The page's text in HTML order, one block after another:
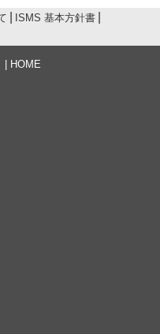
ISMS 基本方針書
| HOME